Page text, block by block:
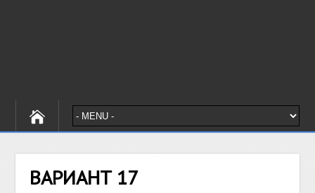
ВАРИАНТ 17